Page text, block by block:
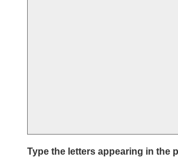
Type the letters appearing in the